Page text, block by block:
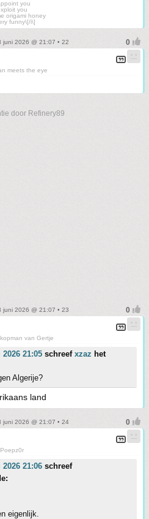
you
you
origami honey
funny\[/i\]
juni 2026 @ 21:07 • 22
meets the eye
door Refinery89
juni 2026 @ 21:07 • 23
van Gertje
21:05 schreef xzaz het
Algerije?
land
juni 2026 @ 21:07 • 24
Poepz0r
21:06 schreef
eigenlijk.